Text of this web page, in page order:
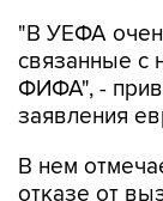
"В УЕФА
связанные с
ФИФА", -
заявления
В нем
отказе от